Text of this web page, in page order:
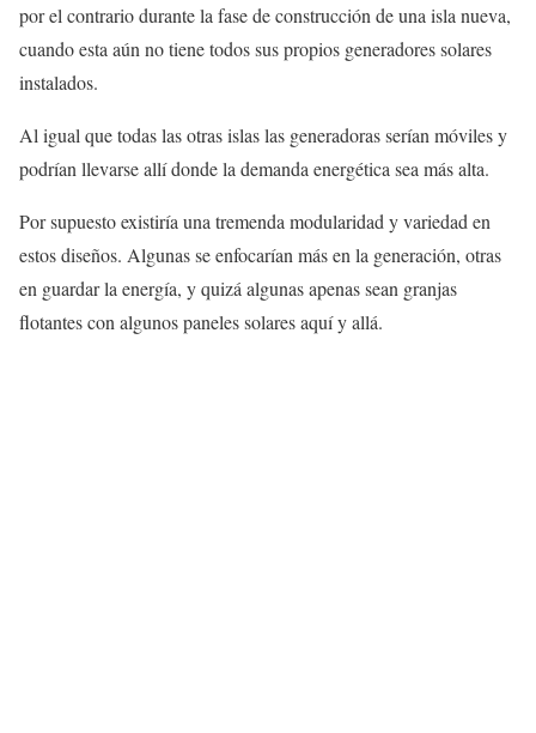
por el contrario durante la fase de construcción de una isla nueva,
cuando esta aún no tiene todos sus propios generadores solares
instalados.
Al igual que todas las otras islas las generadoras serían móviles y
podrían llevarse allí donde la demanda energética sea más alta.
Por supuesto existiría una tremenda modularidad y variedad en
estos diseños. Algunas se enfocarían más en la generación, otras
en guardar la energía, y quizá algunas apenas sean granjas
flotantes con algunos paneles solares aquí y allá.